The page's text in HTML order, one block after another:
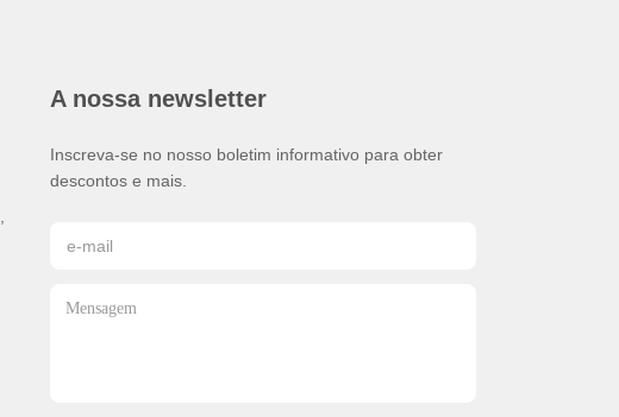
A nossa newsletter
Inscreva-se no nosso boletim informativo para obter
descontos e mais.